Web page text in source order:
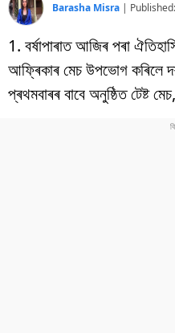
খেল
জীৱনশৈলী
বিশ্ব
Barasha Misra | Published:
1. বৰ্ষাপাৰাত আজিৰ পৰা
আফ্ৰিকাৰ মেচ উপভোগ কৰিলে
প্ৰথমবাৰৰ বাবে অনুষ্ঠিত টেষ্ট